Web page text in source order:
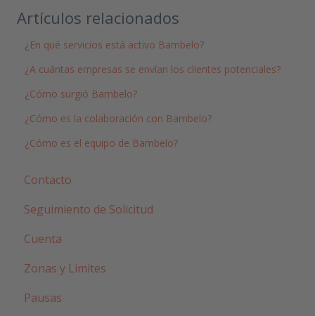
Artículos relacionados
¿En qué servicios está activo Bambelo?
¿A cuántas empresas se envían los clientes potenciales?
¿Cómo surgió Bambelo?
¿Cómo es la colaboración con Bambelo?
¿Cómo es el equipo de Bambelo?
Contacto
Seguimiento de Solicitud
Cuenta
Zonas y Limites
Pausas